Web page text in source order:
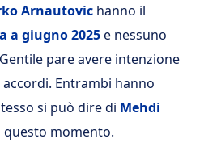
Arnautovic hanno il
a giugno 2025e nessuno
pare avere intenzione
Entrambi hanno
si può dire di Mehdi
questo momento.